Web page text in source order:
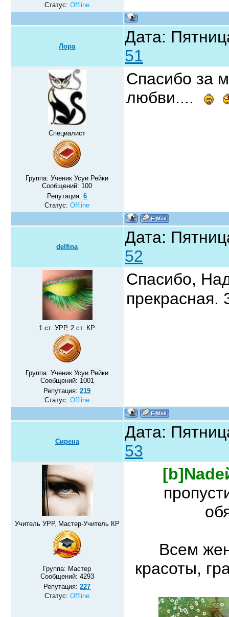
Статус:Offline
Лора
Дата:
51
Специалист
Группа: Ученик Усуи Рейки
Сообщений: 100
Репутация:6
Статус:Offline
Спасибо за
любви....
delfina
Дата:
52
1 ст. УРР, 2 ст. КР
Группа: Ученик Усуи Рейки
Сообщений: 1001
Репутация:219
Статус:Offline
Спасибо,
прекрасная.
Сирена
Дата:
53
Учитель УРР, Мастер-Учитель КР
Группа: Мастер
Сообщений: 4293
Репутация:227
Статус:Offline
Всем
красоты,